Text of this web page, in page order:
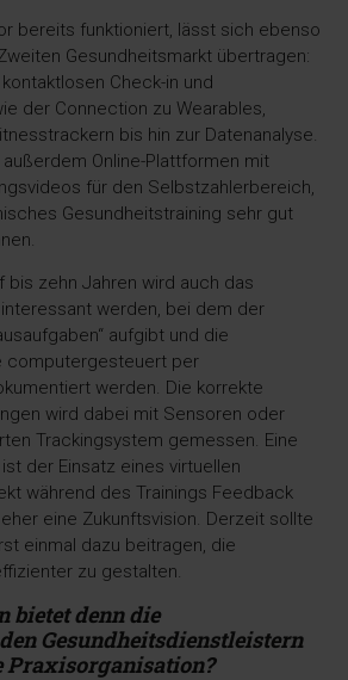
bereits funktioniert, lässt sich ebenso
Gesundheitsmarkt übertragen:
Check-in und
der Connection zu Wearables,
bis hin zur Datenanalyse.
Online-Plattformen mit
für den Selbstzahlerbereich,
Gesundheitstraining sehr gut
bis zehn Jahren wird auch das
werden, bei dem der
aufgibt und die
computergesteuert per
werden. Die korrekte
wird dabei mit Sensoren oder
Trackingsystem gemessen. Eine
der Einsatz eines virtuellen
während des Trainings Feedback
eine Zukunftsvision. Derzeit sollte
einmal dazu beitragen, die
zu gestalten.
bietet denn die
den Gesundheitsdienstleistern
Praxisorganisation?